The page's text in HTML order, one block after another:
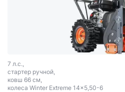
7 л.с.,
стартер ручной,
ковш 66 см,
колеса Winter Extreme 14x5,50-6